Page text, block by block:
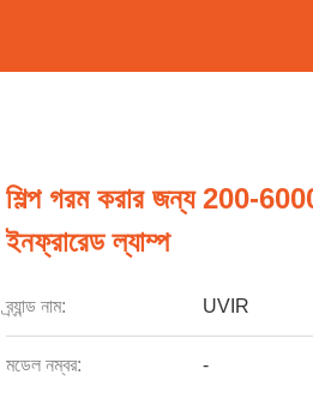
শিল্প গরম করার জন্য 200-
ইনফ্রারেড ল্যাম্প
ব্র্যান্ড নাম: UVIR
মডেল নম্বর: -